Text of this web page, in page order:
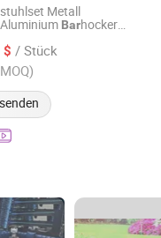
Metall
Aluminium Barhocker
$ / Stück